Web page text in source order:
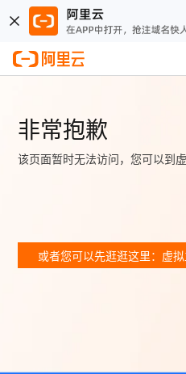
非常抱歉
该页面暂时无法访问，您可以到
或者您可以先逛逛这里：虚